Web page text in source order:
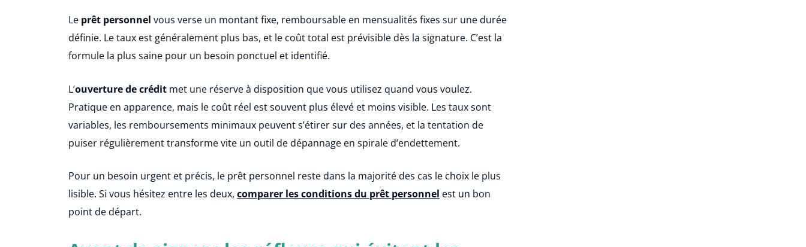
Le prêt personnel vous verse un montant fixe, remboursable en mensualités fixes sur une durée
définie. Le taux est généralement plus bas, et le coût total est prévisible dès la signature. C’est la
formule la plus saine pour un besoin ponctuel et identifié.
L’ouverture de crédit met une réserve à disposition que vous utilisez quand vous voulez.
Pratique en apparence, mais le coût réel est souvent plus élevé et moins visible. Les taux sont
variables, les remboursements minimaux peuvent s’étirer sur des années, et la tentation de
puiser régulièrement transforme vite un outil de dépannage en spirale d’endettement.
Pour un besoin urgent et précis, le prêt personnel reste dans la majorité des cas le choix le plus
lisible. Si vous hésitez entre les deux, comparer les conditions du prêt personnel est un bon
point de départ.